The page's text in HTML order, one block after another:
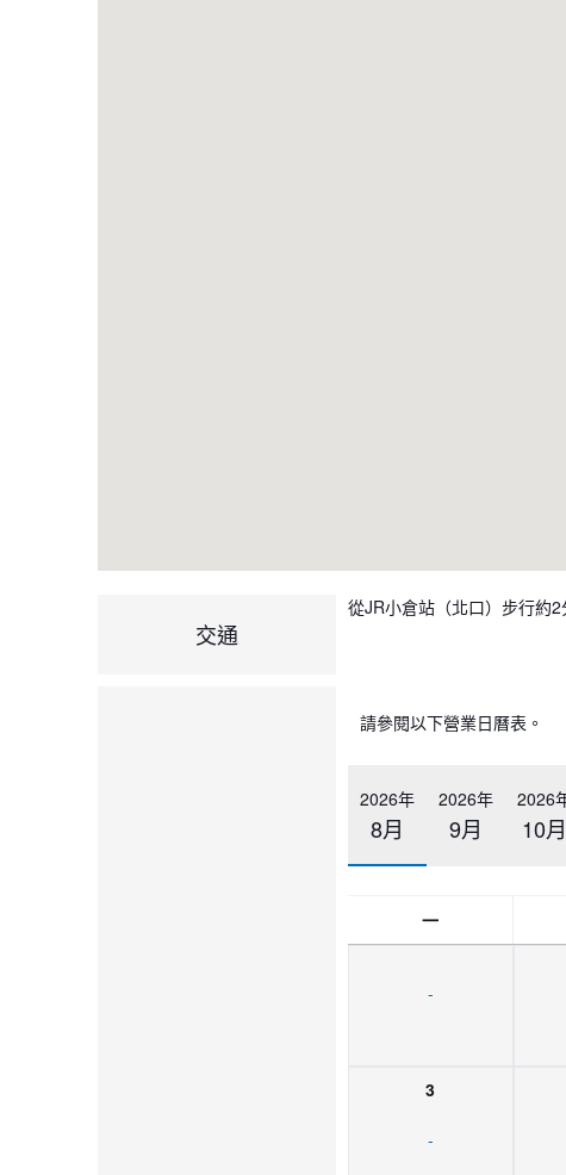
交通
從JR小倉站（北口）步行約2
請參閱以下營業日曆表。
2026年
8月
2026年
9月
2026
10月
一
-
3
-